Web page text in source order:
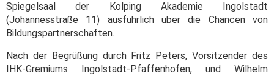
Spiegelsaal der Kolping Akademie Ingolstadt
(Johannesstraße 11) ausführlich über die Chancen von
Bildungspartnerschaften.
Nach der Begrüßung durch Fritz Peters, Vorsitzender des
IHK-Gremiums Ingolstadt-Pfaffenhofen, und Wilhelm